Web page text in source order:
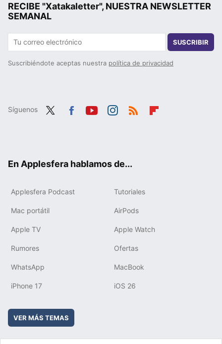
RECIBE "Xatakaletter", NUESTRA NEWSLETTER
SEMANAL
SUSCRIBIR
Suscribiéndote aceptas nuestra política de privacidad
Síguenos
En Applesfera hablamos de...
Applesfera Podcast Tutoriales
Mac portátil AirPods
Apple TV Apple Watch
Rumores Ofertas
WhatsApp MacBook
iPhone 17 iOS 26
VER MÁS TEMAS